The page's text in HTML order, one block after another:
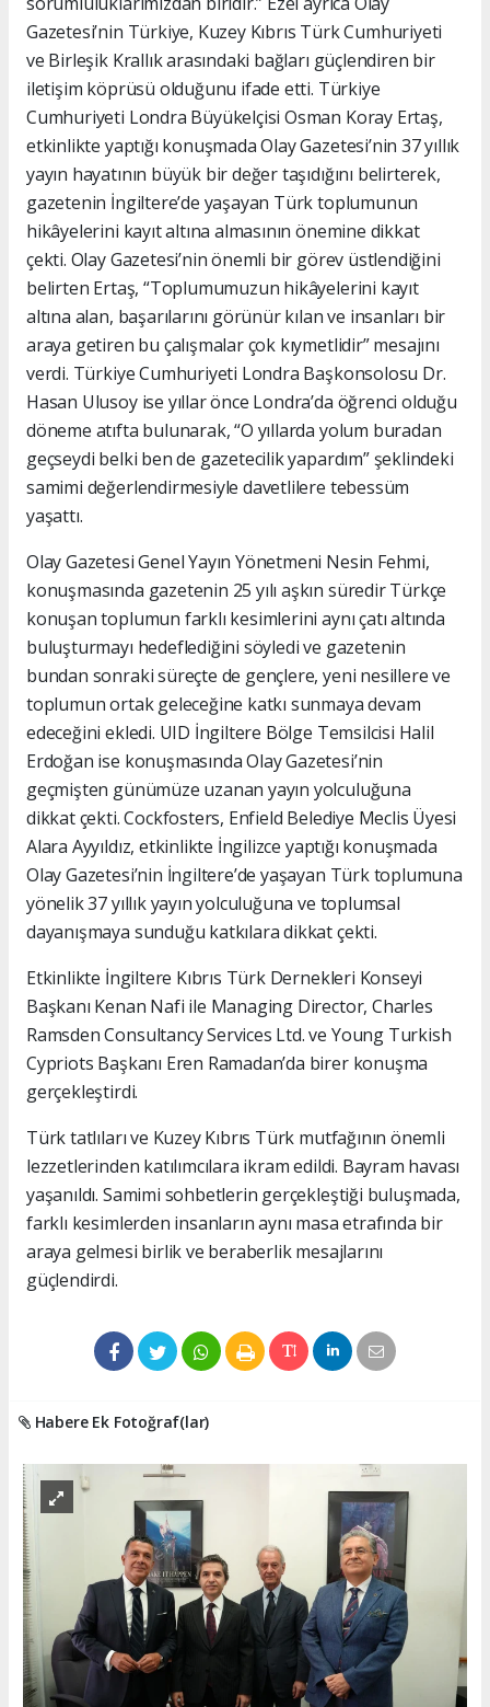
Gazetesi’nin Türkiye, Kuzey Kıbrıs Türk Cumhuriyeti
ve Birleşik Krallık arasındaki bağları güçlendiren bir
iletişim köprüsü olduğunu ifade etti. Türkiye
Cumhuriyeti Londra Büyükelçisi Osman Koray Ertaş,
etkinlikte yaptığı konuşmada Olay Gazetesi’nin 37 yıllık
yayın hayatının büyük bir değer taşıdığını belirterek,
gazetenin İngiltere’de yaşayan Türk toplumunun
hikâyelerini kayıt altına almasının önemine dikkat
çekti. Olay Gazetesi’nin önemli bir görev üstlendiğini
belirten Ertaş, “Toplumumuzun hikâyelerini kayıt
altına alan, başarılarını görünür kılan ve insanları bir
araya getiren bu çalışmalar çok kıymetlidir” mesajını
verdi. Türkiye Cumhuriyeti Londra Başkonsolosu Dr.
Hasan Ulusoy ise yıllar önce Londra’da öğrenci olduğu
döneme atıfta bulunarak, “O yıllarda yolum buradan
geçseydi belki ben de gazetecilik yapardım” şeklindeki
samimi değerlendirmesiyle davetlilere tebessüm
yaşattı.
Olay Gazetesi Genel Yayın Yönetmeni Nesin Fehmi,
konuşmasında gazetenin 25 yılı aşkın süredir Türkçe
konuşan toplumun farklı kesimlerini aynı çatı altında
buluşturmayı hedeflediğini söyledi ve gazetenin
bundan sonraki süreçte de gençlere, yeni nesillere ve
toplumun ortak geleceğine katkı sunmaya devam
edeceğini ekledi. UID İngiltere Bölge Temsilcisi Halil
Erdoğan ise konuşmasında Olay Gazetesi’nin
geçmişten günümüze uzanan yayın yolculuğuna
dikkat çekti. Cockfosters, Enfield Belediye Meclis Üyesi
Alara Ayyıldız, etkinlikte İngilizce yaptığı konuşmada
Olay Gazetesi’nin İngiltere’de yaşayan Türk toplumuna
yönelik 37 yıllık yayın yolculuğuna ve toplumsal
dayanışmaya sunduğu katkılara dikkat çekti.
Etkinlikte İngiltere Kıbrıs Türk Dernekleri Konseyi
Başkanı Kenan Nafi ile Managing Director, Charles
Ramsden Consultancy Services Ltd. ve Young Turkish
Cypriots Başkanı Eren Ramadan’da birer konuşma
gerçekleştirdi.
Türk tatlıları ve Kuzey Kıbrıs Türk mutfağının önemli
lezzetlerinden katılımcılara ikram edildi. Bayram havası
yaşanıldı. Samimi sohbetlerin gerçekleştiği buluşmada,
farklı kesimlerden insanların aynı masa etrafında bir
araya gelmesi birlik ve beraberlik mesajlarını
güçlendirdi.
Habere Ek Fotoğraf(lar)